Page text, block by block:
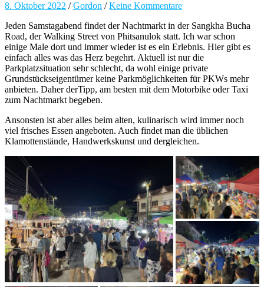
8. Oktober 2022 /Gordon /Keine Kommentare
Jeden Samstagabend findet der Nachtmarkt in der Sangkha Bucha
Road, der Walking Street von Phitsanulok statt. Ich war schon
einige Male dort und immer wieder ist es ein Erlebnis. Hier gibt es
einfach alles was das Herz begehrt. Aktuell ist nur die
Parkplatzsituation sehr schlecht, da wohl einige private
Grundstückseigentümer keine Parkmöglichkeiten für PKWs mehr
anbieten. Daher derTipp, am besten mit dem Motorbike oder Taxi
zum Nachtmarkt begeben.
Ansonsten ist aber alles beim alten, kulinarisch wird immer noch
viel frisches Essen angeboten. Auch findet man die üblichen
Klamottenstände, Handwerkskunst und dergleichen.